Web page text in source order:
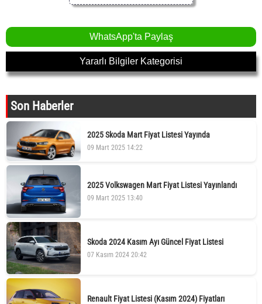
WhatsApp'ta Paylaş
Yararlı Bilgiler Kategorisi
Son Haberler
2025 Skoda Mart Fiyat Listesi Yayında
09 Mart 2025 14:22
2025 Volkswagen Mart Fiyat Listesi Yayınlandı
09 Mart 2025 13:40
Skoda 2024 Kasım Ayı Güncel Fiyat Listesi
07 Kasım 2024 20:42
Renault Fiyat Listesi (Kasım 2024) Fiyatları